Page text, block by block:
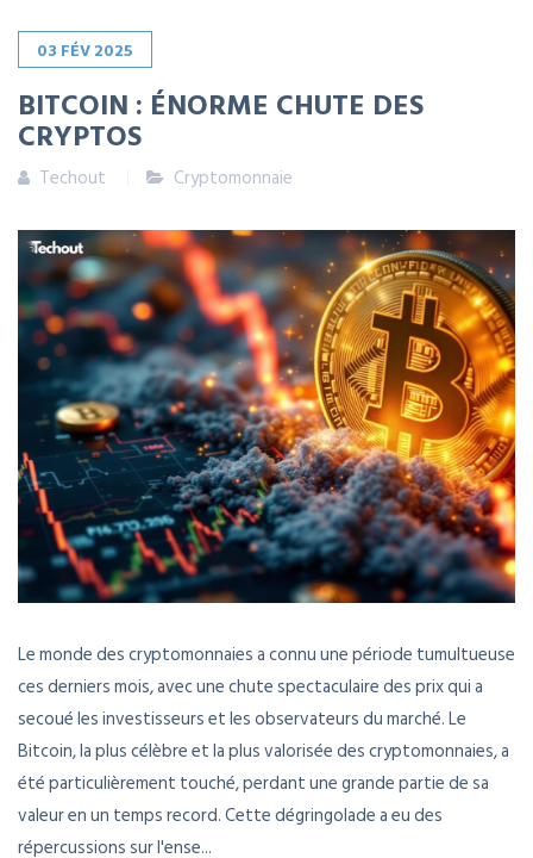
03 FÉV2025
BITCOIN : ÉNORME CHUTE DES
CRYPTOS
Techout Cryptomonnaie
Le monde des cryptomonnaies a connu une période tumultueuse
ces derniers mois, avec une chute spectaculaire des prix qui a
secoué les investisseurs et les observateurs du marché. Le
Bitcoin, la plus célèbre et la plus valorisée des cryptomonnaies, a
été particulièrement touché, perdant une grande partie de sa
valeur en un temps record. Cette dégringolade a eu des
répercussions sur l'ense...